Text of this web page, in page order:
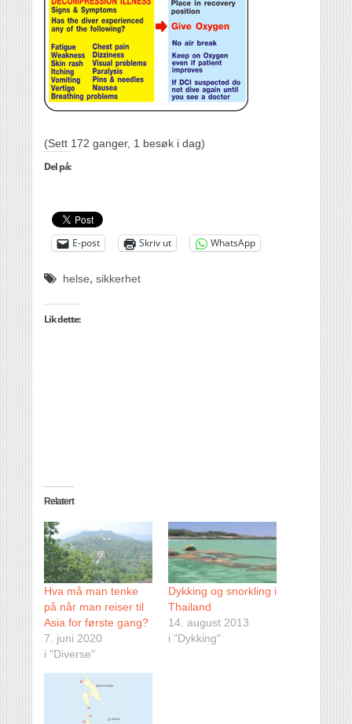
(Sett 172 ganger, 1 besøk i dag)
Del på:
E-post Skriv ut WhatsApp
helse, sikkerhet
Lik dette:
Relatert
Hva må man tenke
på når man reiser til
Asia for første gang?
7. juni 2020
i "Diverse"
Dykking og snorkling i
Thailand
14. august 2013
i "Dykking"